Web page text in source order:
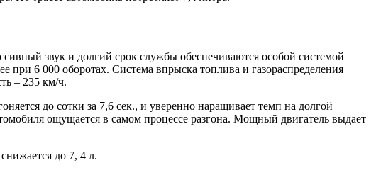
звук и долгий срок службы обеспечиваются особой системой
6 000 оборотах. Система впрыска топлива и газораспределения
– 235 км/ч.
до сотки за 7,6 сек., и уверенно наращивает темп на долгой
ощущается в самом процессе разгона. Мощный двигатель выдает
до 7, 4 л.